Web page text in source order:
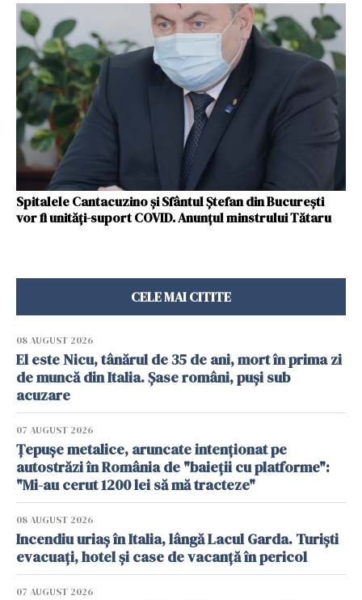
Spitalele Cantacuzino și Sfântul Ștefan din București
vor fi unități-suport COVID. Anunţul minstrului Tătaru
CELE MAI CITITE
08 AUGUST 2026
El este Nicu, tânărul de 35 de ani, mort în prima zi
de muncă din Italia. Șase români, puși sub
acuzare
07 AUGUST 2026
Țepușe metalice, aruncate intenționat pe
autostrăzi în România de "baieții cu platforme":
"Mi-au cerut 1200 lei să mă tracteze"
08 AUGUST 2026
Incendiu uriaș în Italia, lângă Lacul Garda. Turiști
evacuați, hotel și case de vacanță în pericol
07 AUGUST 2026